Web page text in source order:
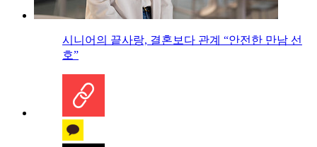
시니어의 끝사랑, 결혼보다 관계 “안전한 만남 선
호”